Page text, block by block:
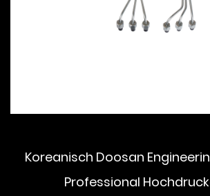
Koreanisch Doosan
Professional